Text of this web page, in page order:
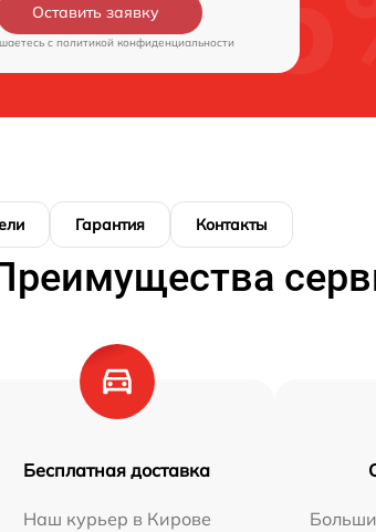
Оставить заявку
c политикой конфиденциальности
Гарантия Контакты
Бесплатная доставка
Наш курьер в Кирове